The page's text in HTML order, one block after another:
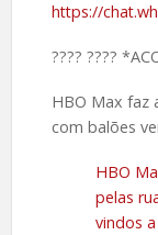
https://
????️ ????
HBO Max faz
com balões
HBO
pelas
vindos a